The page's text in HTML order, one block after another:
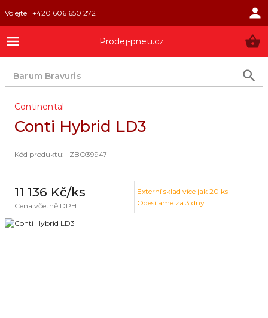
Volejte +420 606 650 272
Prodej-pneu.cz
Continental
Conti Hybrid LD3
Kód produktu: ZBO39947
11 136 Kč/ks
Cena včetně DPH
Externí sklad více jak 20 ks
Odesíláme za 3 dny